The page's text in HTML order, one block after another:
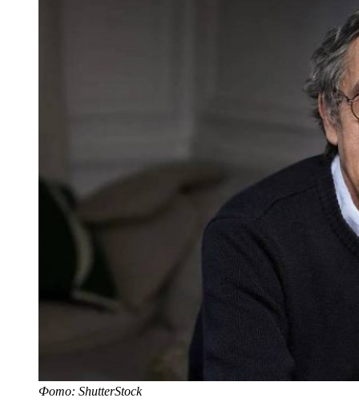
Фото: ShutterStock